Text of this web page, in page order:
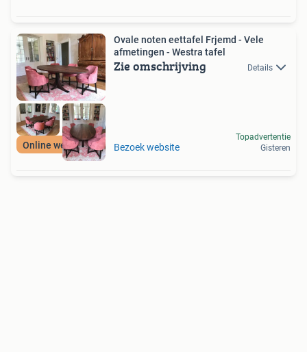
Online webwinkel
Ovale noten eettafel Frjemd - Vele
afmetingen - Westra tafel
Zie omschrijving Details
Bezoek website
Topadvertentie
Gisteren